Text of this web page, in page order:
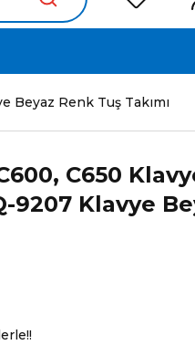
Beyaz Renk Tuş Takımı
C650
9207 Klavye